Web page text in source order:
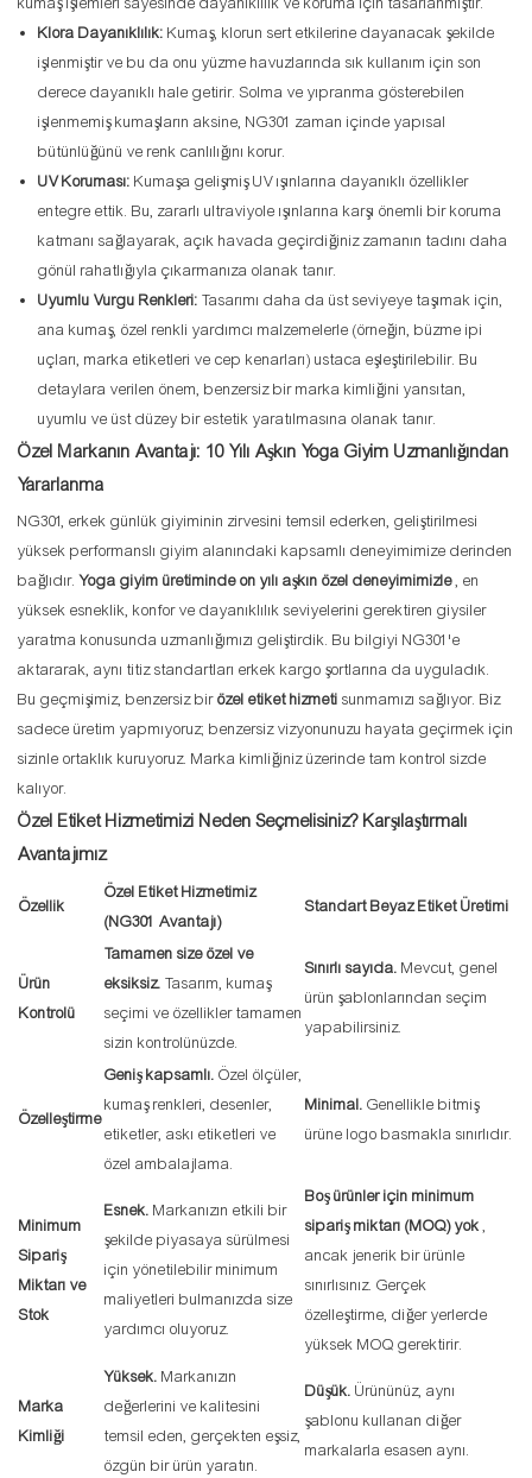
kumaş işlemleri sayesinde dayanıklılık ve koruma için tasarlanmıştır.
Klora Dayanıklılık: Kumaş, klorun sert etkilerine dayanacak şekilde
işlenmiştir ve bu da onu yüzme havuzlarında sık kullanım için son
derece dayanıklı hale getirir. Solma ve yıpranma gösterebilen
işlenmemiş kumaşların aksine, NG301 zaman içinde yapısal
bütünlüğünü ve renk canlılığını korur.
UV Koruması: Kumaşa gelişmiş UV ışınlarına dayanıklı özellikler
entegre ettik. Bu, zararlı ultraviyole ışınlarına karşı önemli bir koruma
katmanı sağlayarak, açık havada geçirdiğiniz zamanın tadını daha
gönül rahatlığıyla çıkarmanıza olanak tanır.
Uyumlu Vurgu Renkleri: Tasarımı daha da üst seviyeye taşımak için,
ana kumaş, özel renkli yardımcı malzemelerle (örneğin, büzme ipi
uçları, marka etiketleri ve cep kenarları) ustaca eşleştirilebilir. Bu
detaylara verilen önem, benzersiz bir marka kimliğini yansıtan,
uyumlu ve üst düzey bir estetik yaratılmasına olanak tanır.
Özel Markanın Avantajı: 10 Yılı Aşkın Yoga Giyim Uzmanlığından
Yararlanma
NG301, erkek günlük giyiminin zirvesini temsil ederken, geliştirilmesi
yüksek performanslı giyim alanındaki kapsamlı deneyimimize derinden
bağlıdır.Yoga giyim üretiminde on yılı aşkın özel deneyimimizle, en
yüksek esneklik, konfor ve dayanıklılık seviyelerini gerektiren giysiler
yaratma konusunda uzmanlığımızı geliştirdik. Bu bilgiyi NG301'e
aktararak, aynı titiz standartları erkek kargo şortlarına da uyguladık.
Bu geçmişimiz, benzersiz birözel etiket hizmeti sunmamızı sağlıyor. Biz
sadece üretim yapmıyoruz; benzersiz vizyonunuzu hayata geçirmek için
sizinle ortaklık kuruyoruz. Marka kimliğiniz üzerinde tam kontrol sizde
kalıyor.
Özel Etiket Hizmetimizi Neden Seçmelisiniz? Karşılaştırmalı
Avantajımız
Özellik
Özel Etiket Hizmetimiz
(NG301 Avantajı)
Standart Beyaz Etiket Üretimi
Ürün
Kontrolü
Tamamen size özel ve
eksiksiz. Tasarım, kumaş
seçimi ve özellikler tamamen
sizin kontrolünüzde.
Sınırlı sayıda. Mevcut, genel
ürün şablonlarından seçim
yapabilirsiniz.
Özelleştirme
Geniş kapsamlı. Özel ölçüler,
kumaş renkleri, desenler,
etiketler, askı etiketleri ve
özel ambalajlama.
Minimal. Genellikle bitmiş
ürüne logo basmakla sınırlıdır.
Minimum
Sipariş
Miktarı ve
Stok
Esnek. Markanızın etkili bir
şekilde piyasaya sürülmesi
için yönetilebilir minimum
maliyetleri bulmanızda size
yardımcı oluyoruz.
Boş ürünler için minimum
sipariş miktarı (MOQ) yok,
ancak jenerik bir ürünle
sınırlısınız. Gerçek
özelleştirme, diğer yerlerde
yüksek MOQ gerektirir.
Marka
Kimliği
Yüksek. Markanızın
değerlerini ve kalitesini
temsil eden, gerçekten eşsiz,
özgün bir ürün yaratın.
Düşük. Ürününüz, aynı
şablonu kullanan diğer
markalarla esasen aynı.